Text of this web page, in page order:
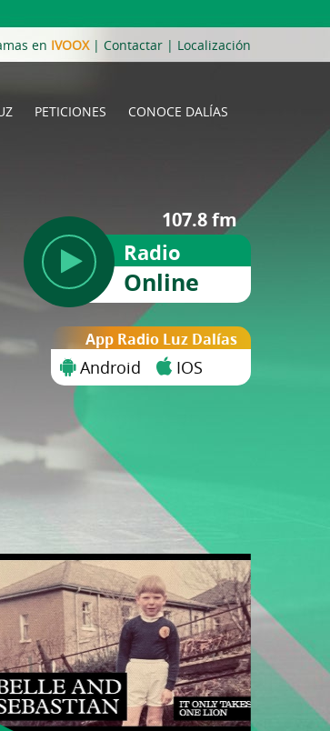
en IVOOX| Contactar | Localización
PETICIONES CONOCE DALÍAS
Radio
107.8 fm
Online
App Radio Luz Dalías
Android IOS